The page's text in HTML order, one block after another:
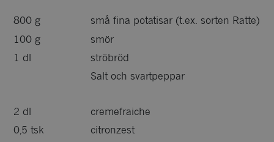
800 g
små fina potatisar (t.ex. sorten Ratte)
100 g
smör
1 dl
ströbröd
Salt och svartpeppar
2 dl
cremefraiche
0,5 tsk
citronzest